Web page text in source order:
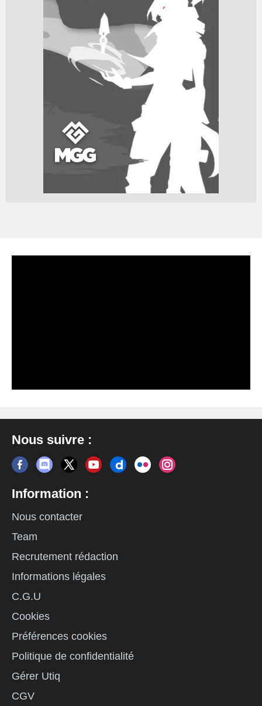
Nous suivre :
Information :
Nous contacter
Team
Recrutement rédaction
Informations légales
C.G.U
Cookies
Préférences cookies
Politique de confidentialité
Gérer Utiq
CGV